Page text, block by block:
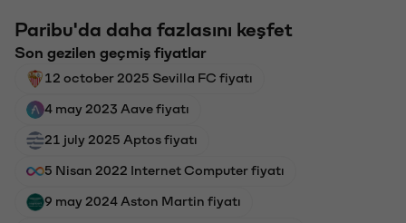
Paribu'da daha fazlasını keşfet
Son gezilen geçmiş fiyatlar
12 october 2025 Sevilla FC fiyatı
4 may 2023 Aave fiyatı
21 july 2025 Aptos fiyatı
5 Nisan 2022 Internet Computer fiyatı
9 may 2024 Aston Martin fiyatı